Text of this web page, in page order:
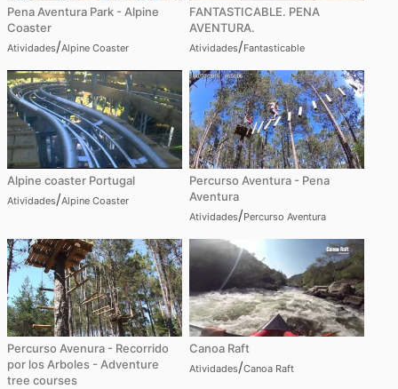
Pena Aventura Park - Alpine
Coaster
Atividades/Alpine Coaster
FANTASTICABLE. PENA
AVENTURA.
Atividades/Fantasticable
Alpine coaster Portugal
Atividades/Alpine Coaster
Percurso Aventura - Pena
Aventura
Atividades/Percurso Aventura
Percurso Avenura - Recorrido
por los Arboles - Adventure
tree courses
Canoa Raft
Atividades/Canoa Raft